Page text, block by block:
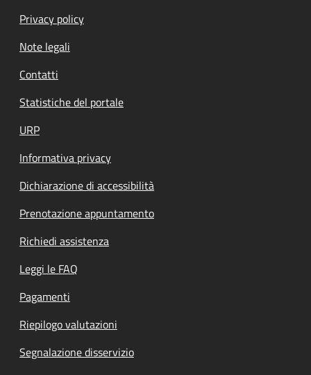
Privacy policy
Note legali
Contatti
Statistiche del portale
URP
Informativa privacy
Dichiarazione di accessibilità
Prenotazione appuntamento
Richiedi assistenza
Leggi le FAQ
Pagamenti
Riepilogo valutazioni
Segnalazione disservizio